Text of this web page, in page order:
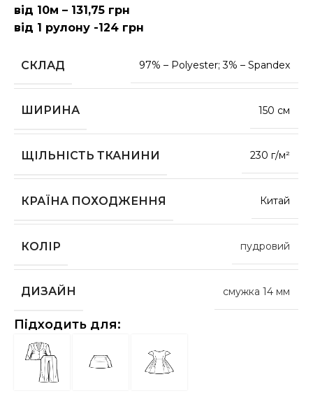
від 10м – 131,75 грн
від 1 рулону -124 грн
СКЛАД 97% – Polyester; 3% – Spandex
ШИРИНА 150 см
ЩІЛЬНІСТЬ ТКАНИНИ 230 г/м²
КРАЇНА ПОХОДЖЕННЯ Китай
КОЛІР пудровий
ДИЗАЙН смужка 14 мм
Підходить для: